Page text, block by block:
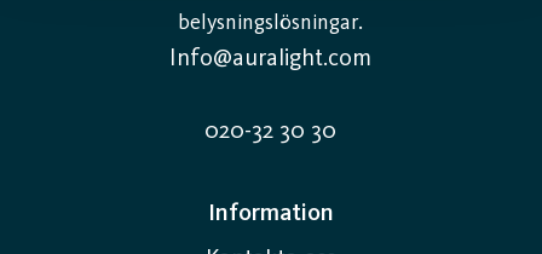
belysningslösningar.
Info@auralight.com
020-32 30 30
Information